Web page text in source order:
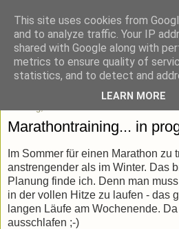
blick-punkt[e..]
Momentaufnahmen von
Marathontraining... in
Im Sommer für einen Marathon zu
anstrengender als im Winter. Das
Planung finde ich. Denn man
in der vollen Hitze zu laufen - das
langen Läufe am Wochenende.
ausschlafen ;-)
This site uses cookies from
and to analyze traffic. Your IP
shared with Google along with
metrics to ensure quality of
statistics, and to detect and
LEARN MORE